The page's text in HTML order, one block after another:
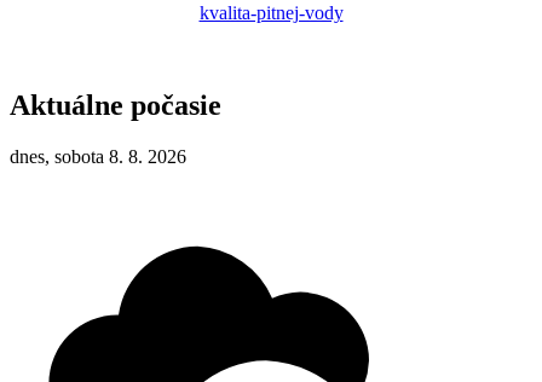
kvalita-pitnej-vody
Aktuálne počasie
dnes, sobota 8. 8. 2026